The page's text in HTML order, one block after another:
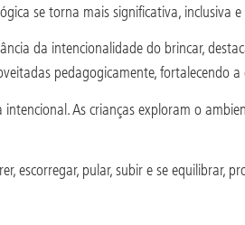
se torna mais significativa, inclusiva e
da intencionalidade do brincar,
pedagogicamente, fortalecendo
As crianças exploram o
escorregar, pular, subir e se equilibrar,